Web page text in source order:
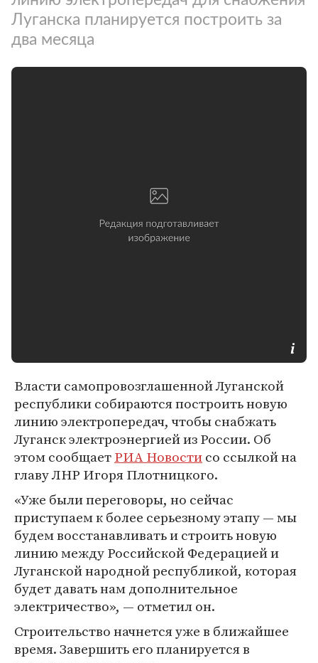
Луганска планируется построить за
два месяца
Власти самопровозглашенной Луганской
республики собираются построить новую
линию электропередач, чтобы снабжать
Луганск электроэнергией из России. Об
этом сообщаетРИА Новостисо ссылкой на
главу ЛНР Игоря Плотницкого.
«Уже были переговоры, но сейчас
приступаем к более серьезному этапу — мы
будем восстанавливать и строить новую
линию между Российской Федерацией и
Луганской народной республикой, которая
будет давать нам дополнительное
электричество», — отметил он.
Строительство начнется уже в ближайшее
время. Завершить его планируется в